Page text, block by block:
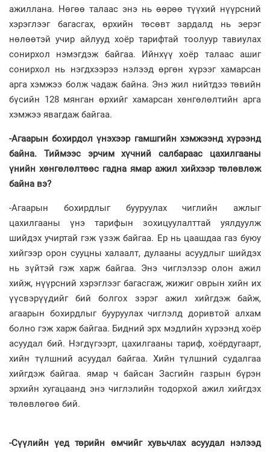
ажиллана. Нөгөө талаас энэ нь өөрөө түүхий нүүрсний
хэрэглээг багасгах, өрхийн төсөвт зардалд нь эерэг
нөлөөтэй учир айлууд хоёр тарифтай тоолуур тавиулах
сонирхол нэмэгдэж байгаа. Ийнхүү хоёр талаас ашиг
сонирхол нь нэгдхээрээ нэлээд өргөн хүрээг хамарсан
арга хэмжээ болж чадаж байна. Энэ жил нийтдээ төвийн
бүсийн 128 мянган өрхийг хамарсан хөнгөлөлтийн арга
хэмжээ явагдаж байгаа.
-Агаарын бохирдол үнэхээр гамшгийн хэмжээнд хүрээнд
байна. Тиймээс эрчим хүчний салбараас цахилгааны
үнийн хөнгөлөлтөөс гадна ямар ажил хийхээр төлөвлөж
байна вэ?
-Агаарын бохирдлыг буу­руу­лах чиглийн ажлыг
цахилгааны үнэ тарифын зохицуулалттай уялдуулж
шийдэх учиртай гэж үзэж байгаа. Ер нь цаашдаа газ буюу
хийгээр орон сууцны халаалт, дулааны асуудлыг шийдэх
нь зүйтэй гэж харж байгаа. Энэ чиглэлээр олон ажил
хийж, нүүрсний хэрэглээг багасгаж, жижиг оврын хийн их
үүсвэрүүдийг бий болгох зэрэг ажил хийгдэж байж,
агаарын бохирдлыг бууруулах чиглэлд доривтой алхам
болно гэж харж байгаа. Бидний эрх мэдлийн хүрээнд хоёр
асуудал бий. Нэгдүгээрт, цахилгааны тариф, хоёрдугаарт,
хийн түлшний асуудал байгаа. Хийн түлшний судалгаа
хийгдэж байгаа. ямар ч байсан Засгийн газрын бүрэн
эрхийн хугацаанд энэ чиглэлийн тодорхой ажил хийгдэх
төлөвлөгөө бий.
-Сүүлийн үед төрийн өмчийг хувьчлах асуудал нэлээд